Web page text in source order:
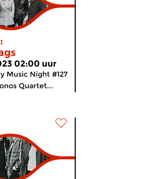
02:00 uur
Music Night #127
Quartet...